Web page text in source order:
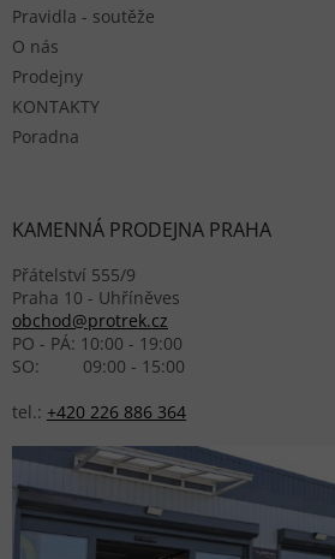
Pravidla - soutěže
O nás
Prodejny
KONTAKTY
Poradna
KAMENNÁ PRODEJNA PRAHA
Přátelství 555/9
Praha 10 - Uhříněves
obchod@protrek.cz
PO - PÁ: 10:00 - 19:00
SO: 09:00 - 15:00
tel.: +420 226 886 364